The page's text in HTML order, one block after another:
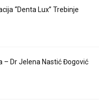
“Denta Lux” Trebinje
– Dr Jelena Nastić Đogović